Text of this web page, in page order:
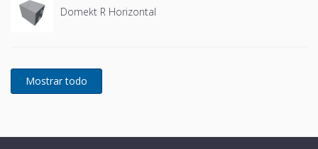
Domekt R Horizontal